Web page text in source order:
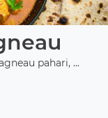
pahari, ...